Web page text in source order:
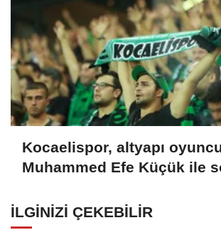
Kocaelispor, altyapı
Muhammed Efe Küçük ile
İLGINIZI ÇEKEBILIR